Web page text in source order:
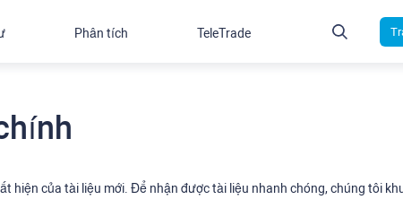
hiện của tài liệu mới. Để nhận được tài liệu nhanh chóng, chúng tôi
Phân tích TeleTrade